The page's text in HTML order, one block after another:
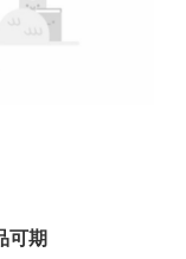
可期